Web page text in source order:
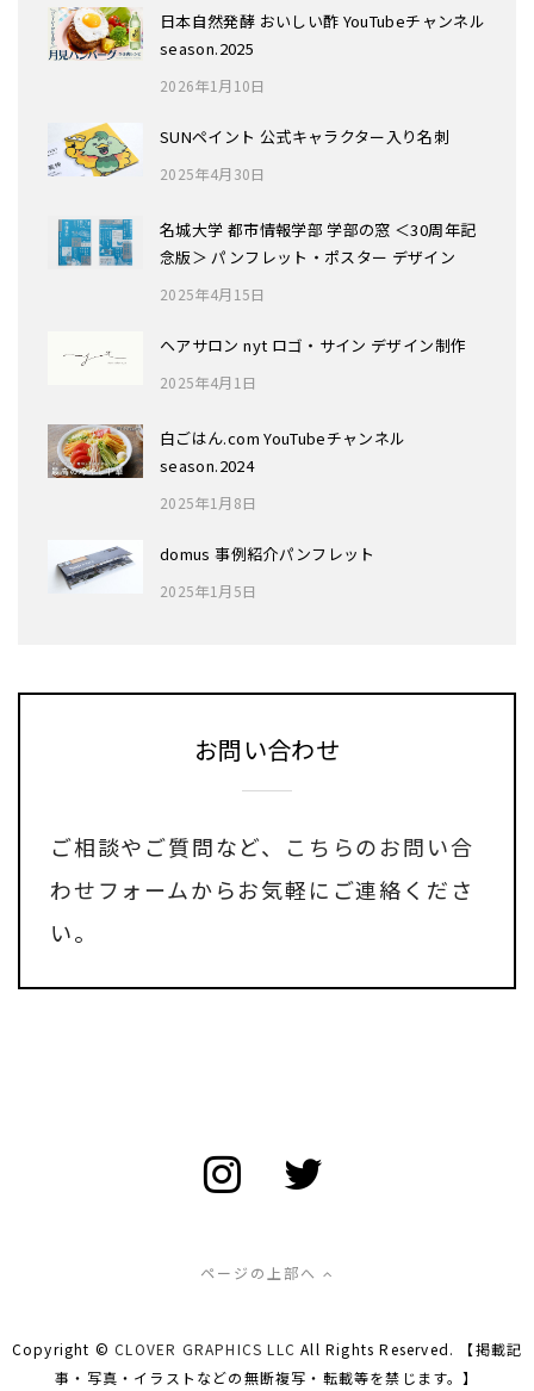
日本自然発酵 おいしい酢 YouTubeチャンネル
season.2025
2026年1月10日
SUNペイント 公式キャラクター入り名刺
2025年4月30日
名城大学 都市情報学部 学部の窓 ＜30周年記
念版＞ パンフレット・ポスター デザイン
2025年4月15日
ヘアサロン nyt ロゴ・サイン デザイン制作
2025年4月1日
白ごはん.com YouTubeチャンネル
season.2024
2025年1月8日
domus 事例紹介パンフレット
2025年1月5日
お問い合わせ
ご相談やご質問など、
こちらのお問い合
わせフォームからお気軽にご連絡くださ
い。
ページの上部へ
Copyright ©CLOVER GRAPHICS LLC All Rights Reserved. 【掲載記
事・写真・イラストなどの無断複写・転載等を禁じます。】